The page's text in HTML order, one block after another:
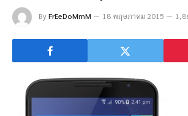
ByFrEeDoMmM 18 พฤษภาคม 2015